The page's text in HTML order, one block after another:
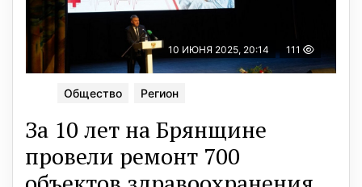
10 ИЮНЯ 2025, 20:14 111
Общество Регион
За 10 лет на Брянщине
провели ремонт 700